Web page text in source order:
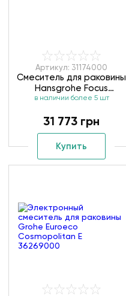
Артикул: 31174000
Смеситель для раковины
Hansgrohe Focus
31174000
в наличии более 5 шт
31 773 грн
Купить